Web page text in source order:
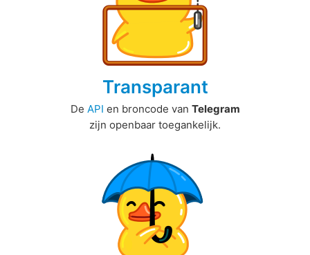
Transparant
De API en broncode van Telegram
zijn openbaar toegankelijk.